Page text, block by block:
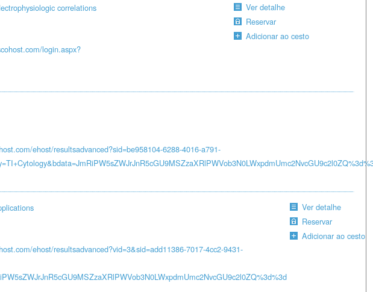
correlations
login.aspx?
Ver detalhe
Reservar
Adicionar ao cesto
ehost/resultsadvanced?sid=be958104-6288-4016-a791-
ehost/resultsadvanced?vid=3&sid=add11386-7017-4cc2-9431-
Ver detalhe
Reservar
Adicionar ao cesto